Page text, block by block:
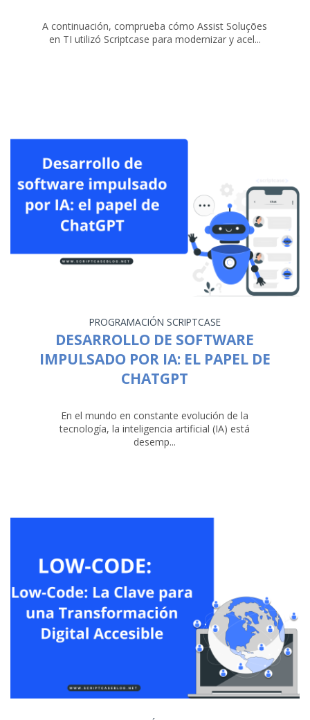
A continuación, comprueba cómo Assist Soluções
en TI utilizó Scriptcase para modernizar y acel...
PROGRAMACIÓN SCRIPTCASE
DESARROLLO DE SOFTWARE
IMPULSADO POR IA: EL PAPEL DE
CHATGPT
En el mundo en constante evolución de la
tecnología, la inteligencia artificial (IA) está
desemp...